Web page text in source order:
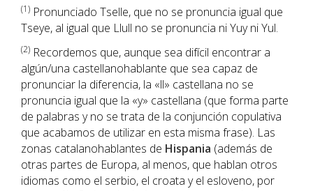
(1) Pronunciado Tselle, que no se pronuncia igual que
Tseye, al igual que Llull no se pronuncia ni Yuy ni Yul.
(2) Recordemos que, aunque sea difícil encontrar a
algún/una castellanohablante que sea capaz de
pronunciar la diferencia, la «ll» castellana no se
pronuncia igual que la «y» castellana (que forma parte
de palabras y no se trata de la conjunción copulativa
que acabamos de utilizar en esta misma frase). Las
zonas catalanohablantes de Hispania (además de
otras partes de Europa, al menos, que hablan otros
idiomas como el serbio, el croata y el esloveno, por